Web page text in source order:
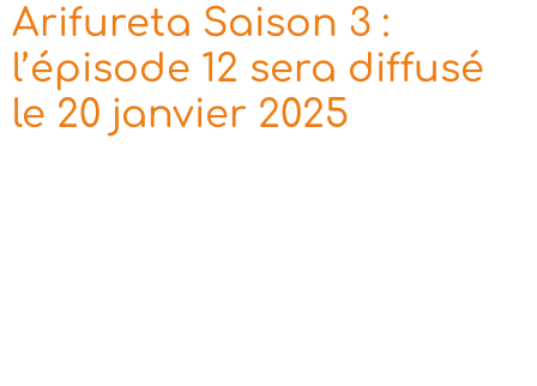
Arifureta Saison 3 :
l’épisode 12 sera diffusé
le 20 janvier 2025